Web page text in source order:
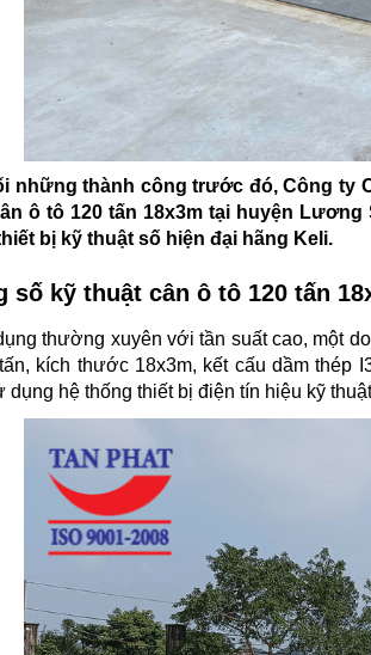
những thành công trước đó, Công ty
ô tô 120 tấn 18x3m tại huyện
bị kỹ thuật số hiện đại hãng Keli.
số kỹ thuật cân ô tô 120 tấn
thường xuyên với tần suất cao, một
kích thước 18x3m, kết cấu dầm thép
dụng hệ thống thiết bị điện tín hiệu kỹ